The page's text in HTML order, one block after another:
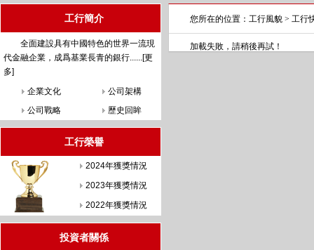
工行簡介
全面建設具有中國特色的世界一流現
代金融企業，成爲基業長青的銀行......[更
多]
企業文化
公司架構
公司戰略
歷史回眸
工行榮譽
2024年獲獎情況
2023年獲獎情況
2022年獲獎情況
投資者關係
您所在的位置： 工行風貌 > 工行
加載失敗，請稍後再試！